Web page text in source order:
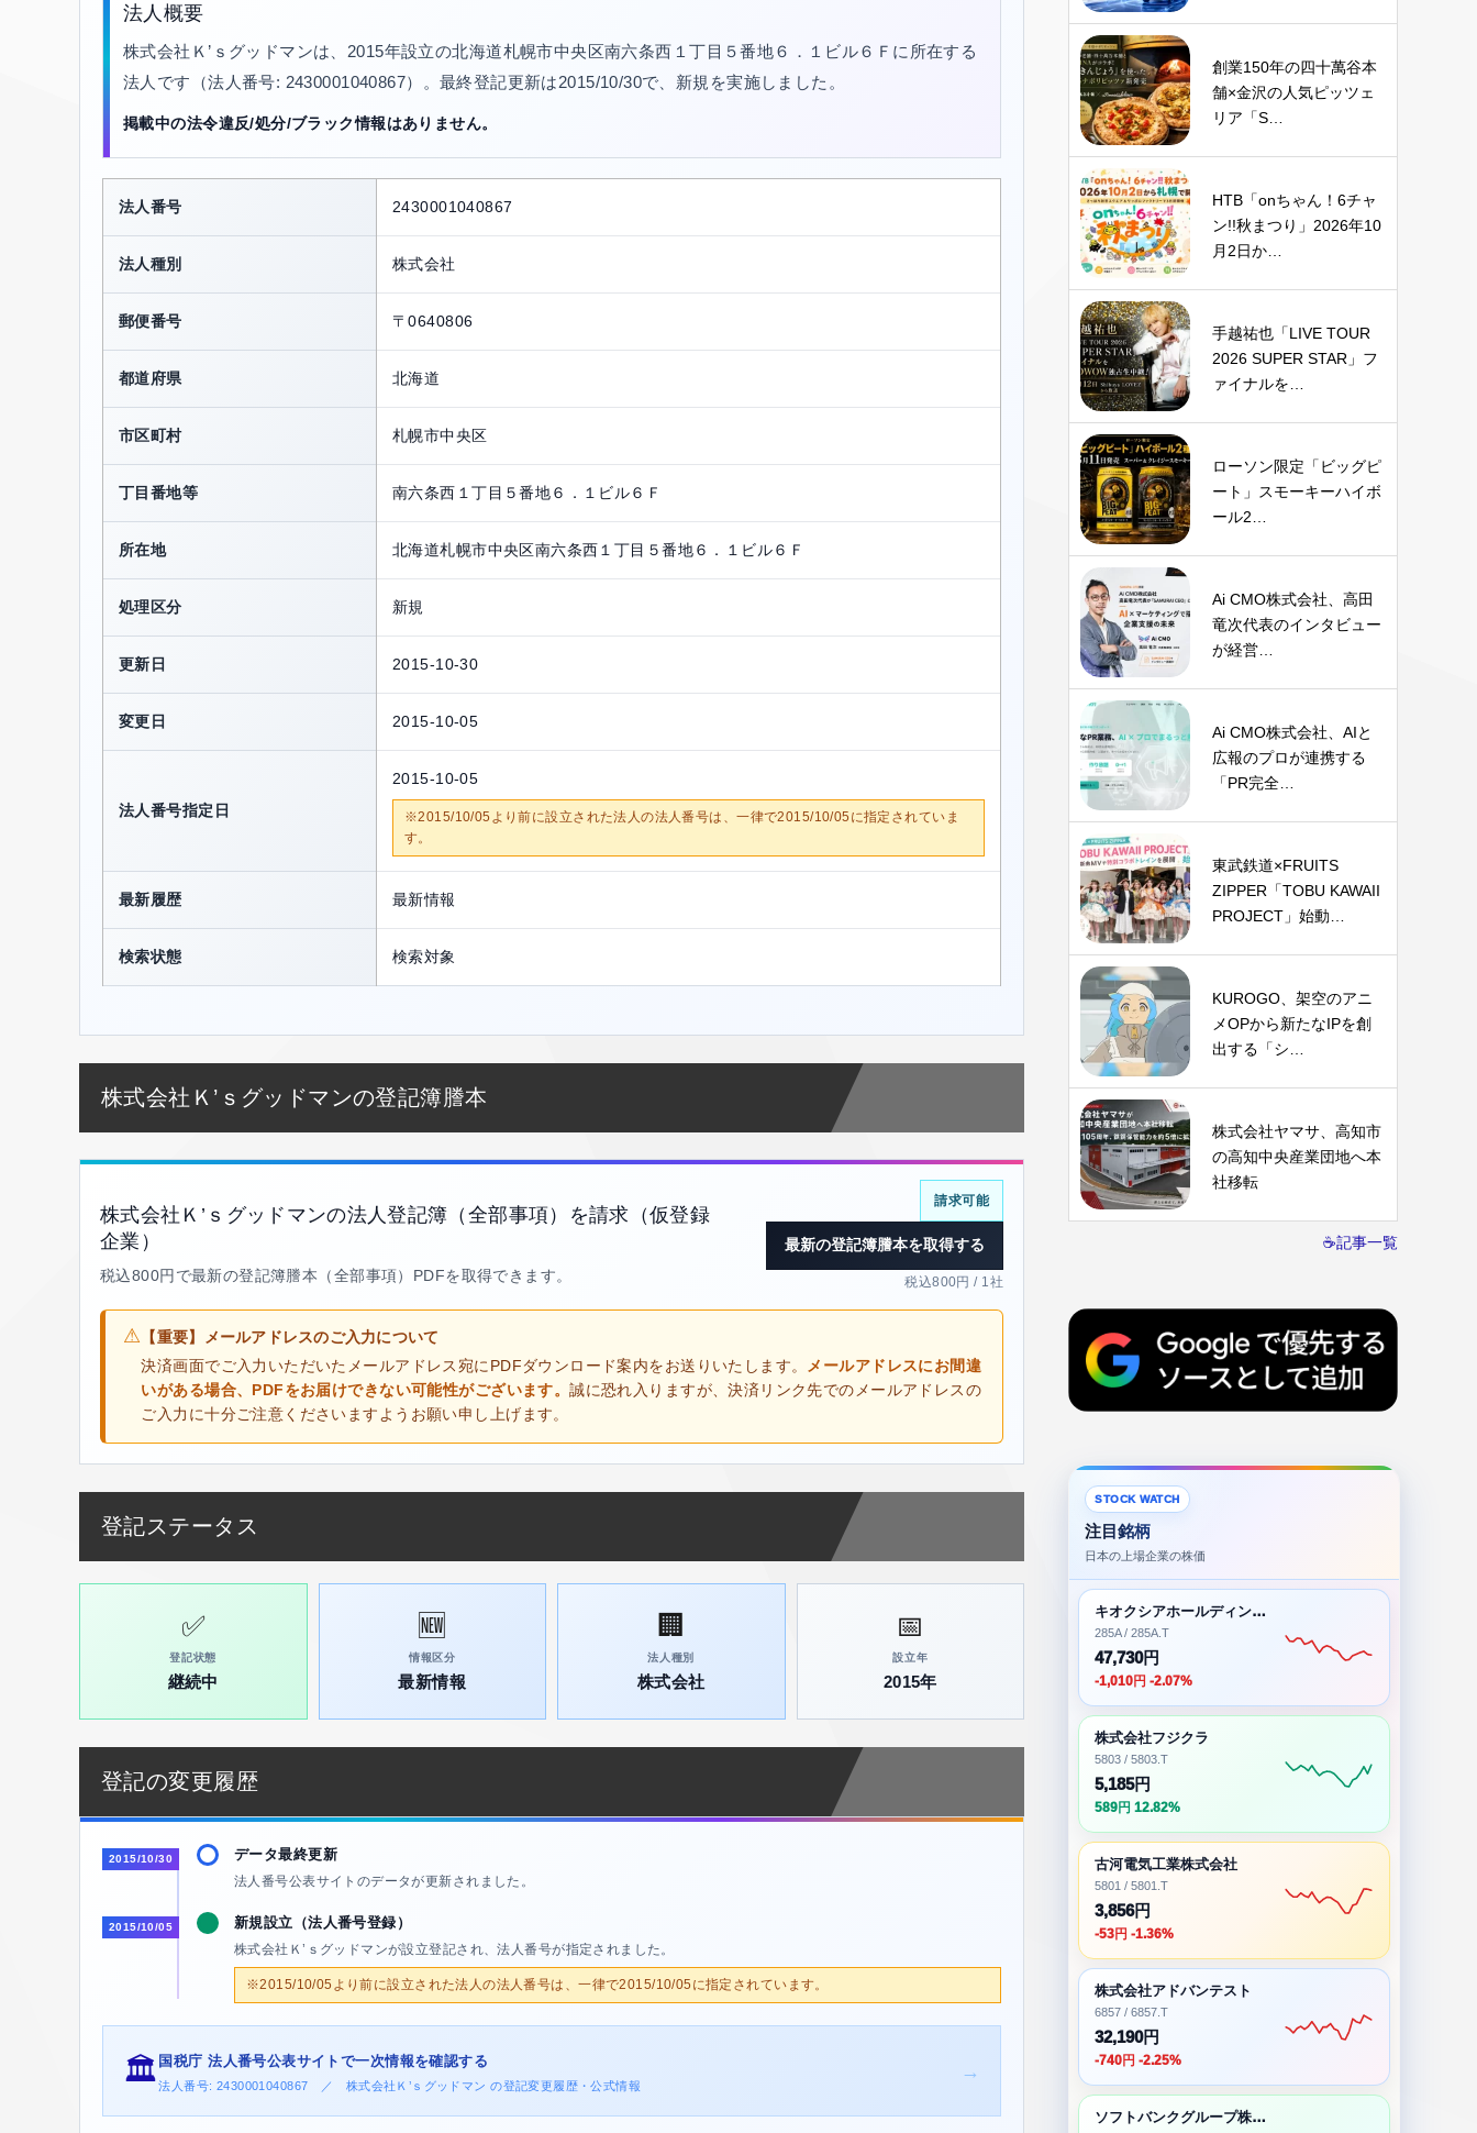
法人概要
株式会社Ｋ’ｓグッドマンは、2015年設立の北海道札幌市中央区南六条西１丁目５番地６．１ビル６Ｆに所在する
法人です（法人番号: 2430001040867）。最終登記更新は2015/10/30で、新規を実施しました。
掲載中の法令違反/処分/ブラック情報はありません。
法人番号 2430001040867
法人種別 株式会社
郵便番号 〒0640806
都道府県 北海道
市区町村 札幌市中央区
丁目番地等 南六条西１丁目５番地６．１ビル６Ｆ
所在地 北海道札幌市中央区南六条西１丁目５番地６．１ビル６Ｆ
処理区分 新規
更新日 2015-10-30
変更日 2015-10-05
法人番号指定日
2015-10-05
※2015/10/05より前に設立された法人の法人番号は、一律で2015/10/05に指定されていま
す。
最新履歴 最新情報
検索状態 検索対象
株式会社Ｋ’ｓグッドマンの登記簿謄本
株式会社Ｋ’ｓグッドマンの法人登記簿（全部事項）を請求（仮登録
企業）
税込800円で最新の登記簿謄本（全部事項）PDFを取得できます。
請求可能
最新の登記簿謄本を取得する
税込800円 / 1社
⚠ 【重要】メールアドレスのご入力について
決済画面でご入力いただいたメールアドレス宛にPDFダウンロード案内をお送りいたします。 メールアドレスにお間違
いがある場合、PDFをお届けできない可能性がございます。誠に恐れ入りますが、決済リンク先でのメールアドレスの
ご入力に十分ご注意くださいますようお願い申し上げます。
登記ステータス
✅
登記状態
継続中
🆕
情報区分
最新情報
🏢
法人種別
株式会社
📅
設立年
2015年
登記の変更履歴
2015/10/30 データ最終更新
法人番号公表サイトのデータが更新されました。
2015/10/05 新規設立（法人番号登録）
株式会社Ｋ’ｓグッドマンが設立登記され、法人番号が指定されました。
※2015/10/05より前に設立された法人の法人番号は、一律で2015/10/05に指定されています。
🏛️ 国税庁 法人番号公表サイトで一次情報を確認する
法人番号: 2430001040867 ／ 株式会社Ｋ’ｓグッドマン の登記変更履歴・公式情報
→
創業150年の四十萬谷本
舗×金沢の人気ピッツェ
リア「S…
HTB「onちゃん！6チャ
ン!!秋まつり」2026年10
月2日か…
手越祐也「LIVE TOUR
2026 SUPER STAR」フ
ァイナルを…
ローソン限定「ビッグピ
ート」スモーキーハイボ
ール2…
Ai CMO株式会社、高田
竜次代表のインタビュー
が経営…
Ai CMO株式会社、AIと
広報のプロが連携する
「PR完全…
東武鉄道×FRUITS
ZIPPER「TOBU KAWAII
PROJECT」始動…
KUROGO、架空のアニ
メOPから新たなIPを創
出する「シ…
株式会社ヤマサ、高知市
の高知中央産業団地へ本
社移転
☕記事一覧
STOCK WATCH
注目銘柄
日本の上場企業の株価
キオクシアホールディングス株式会社
285A / 285A.T
47,730円
-1,010円 -2.07%
株式会社フジクラ
5803 / 5803.T
5,185円
589円 12.82%
古河電気工業株式会社
5801 / 5801.T
3,856円
-53円 -1.36%
株式会社アドバンテスト
6857 / 6857.T
32,190円
-740円 -2.25%
ソフトバンクグループ株式会社